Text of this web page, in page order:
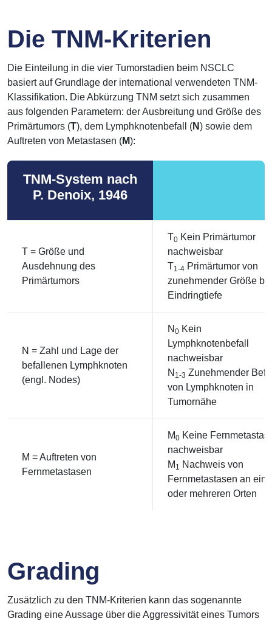
Die TNM-Kriterien
Die Einteilung in die vier Tumorstadien beim NSCLC
basiert auf Grundlage der international verwendeten TNM-
Klassifikation. Die Abkürzung TNM setzt sich zusammen
aus folgenden Parametern: der Ausbreitung und Größe des
Primärtumors (T), dem Lymphknotenbefall (N) sowie dem
Auftreten von Metastasen (M):
TNM-System nach
P. Denoix, 1946
T = Größe und
Ausdehnung des
Primärtumors
T0 Kein Primärtumor
nachweisbar
T1-4 Primärtumor von
zunehmender Größe
Eindringtiefe
N = Zahl und Lage der
befallenen Lymphknoten
(engl. Nodes)
N 0 Kein
Lymphknotenbefall
nachweisbar
N 1-3 Zunehmender
von Lymphknoten in
Tumornähe
M = Auftreten von
Fernmetastasen
M0 Keine
nachweisbar
M 1 Nachweis von
Fernmetastasen an
oder mehreren Orten
Grading
Zusätzlich zu den TNM-Kriterien kann das sogenannte
Grading eine Aussage über die Aggressivität eines Tumors